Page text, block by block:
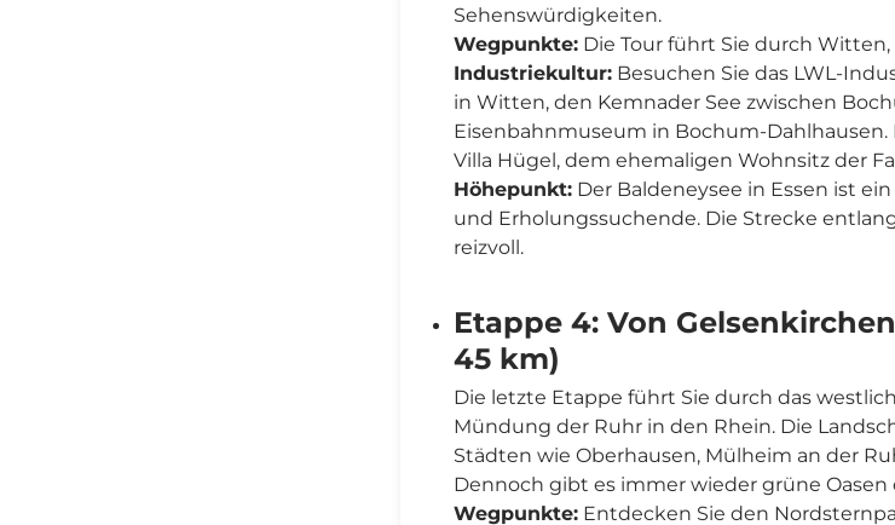
Sehenswürdigkeiten.
Wegpunkte: Die Tour führt Sie durch
Industriekultur: Besuchen Sie das LWL-
in Witten, den Kemnader See zwischen
Eisenbahnmuseum in Bochum-Dahlhausen.
Villa Hügel, dem ehemaligen Wohnsitz der
Höhepunkt: Der Baldeneysee in Essen ist
und Erholungssuchende. Die Strecke
reizvoll.
Etappe 4: Von
45 km)
Die letzte Etappe führt Sie durch das
Mündung der Ruhr in den Rhein. Die
Städten wie Oberhausen, Mülheim an der
Dennoch gibt es immer wieder grüne Oasen
Wegpunkte: Entdecken Sie den